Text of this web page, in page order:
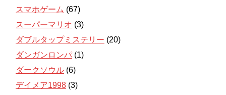
スマホゲーム (67)
スーパーマリオ (3)
ダブルタップミステリー (20)
ダンガンロンパ (1)
ダークソウル (6)
デイメア1998 (3)